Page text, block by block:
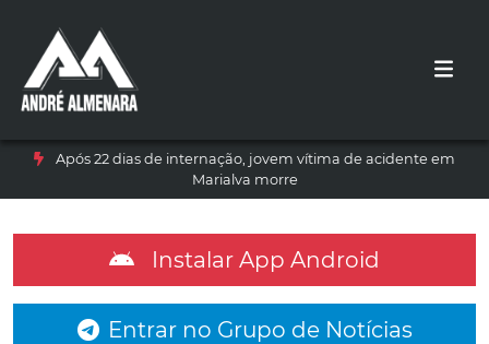
Após 22 dias de internação, jovem vítima de acidente em
Marialva morre
Instalar App Android
Entrar no Grupo de Notícias